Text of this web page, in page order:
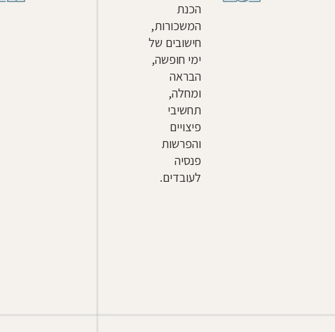
הכנת
המשכורות,
חישובים של
ימי חופשה,
הבראה
ומחלה,
תחשיבי
פיצויים
והפרשות
פנסיה
לעובדים.